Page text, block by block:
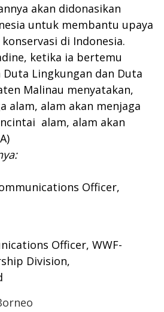
akan didonasikan
untuk membantu upaya
di Indonesia.
ketika ia bertemu
Lingkungan dan Duta
Malinau menyatakan,
alam, alam akan menjaga
alam, alam akan
Officer,
Officer, WWF-
Division,